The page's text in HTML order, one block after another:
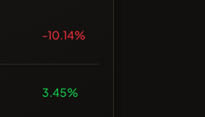
-10.14%
3.45%